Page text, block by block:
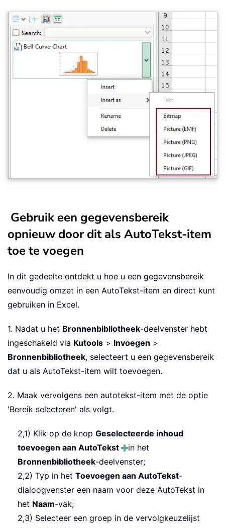
Gebruik een gegevensbereik
opnieuw door dit als AutoTekst-item
toe te voegen
In dit gedeelte ontdekt u hoe u een gegevensbereik
eenvoudig omzet in een AutoTekst-item en direct kunt
gebruiken in Excel.
1. Nadat u het Bronnenbibliotheek-deelvenster hebt
ingeschakeld via Kutools > Invoegen >
Bronnenbibliotheek, selecteert u een gegevensbereik
dat u als AutoTekst-item wilt toevoegen.
2. Maak vervolgens een autotekst-item met de optie
'Bereik selecteren' als volgt.
2,1) Klik op de knop Geselecteerde inhoud
toevoegen aan AutoTekst
in het
Bronnenbibliotheek-deelvenster;
2,2) Typ in het Toevoegen aan AutoTekst-
dialoogvenster een naam voor deze AutoTekst in
het Naam-vak;
2,3) Selecteer een groep in de vervolgkeuzelijst